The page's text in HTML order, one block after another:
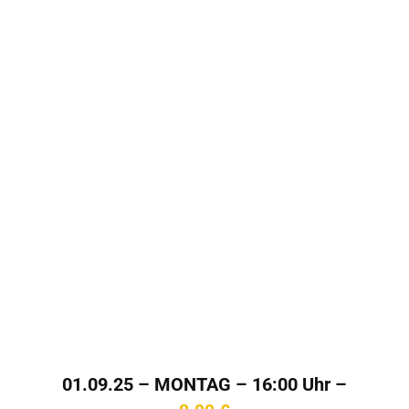
01.09.25 – MONTAG – 16:00 Uhr –
Kinotag